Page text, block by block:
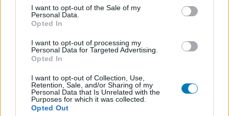
consent section.
I want to opt-out of the Sale of my
Personal Data.
Opted In
I want to opt-out of processing my
Personal Data for Targeted Advertising.
Opted In
I want to opt-out of Collection, Use,
Retention, Sale, and/or Sharing of my
Personal Data that Is Unrelated with the
Purposes for which it was collected.
Opted Out
Hozzászólások